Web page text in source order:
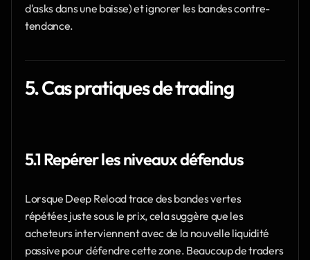
d'asks dans une baisse) et ignorer les bandes contre-
tendance.
5. Cas pratiques de trading
5.1 Repérer les niveaux défendus
Lorsque Deep Reload trace des bandes vertes
répétées juste sous le prix, cela suggère que les
acheteurs interviennent avec de la nouvelle liquidité
passive pour défendre cette zone. Beaucoup de traders